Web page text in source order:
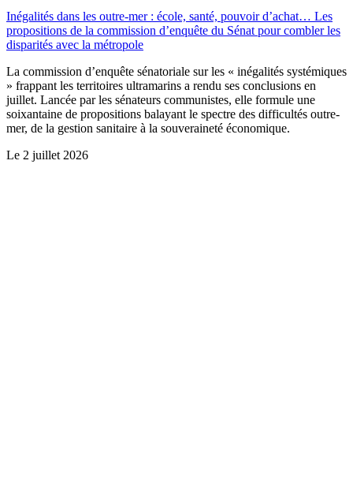
Inégalités dans les outre-mer : école, santé, pouvoir d’achat… Les
propositions de la commission d’enquête du Sénat pour combler les
disparités avec la métropole
La commission d’enquête sénatoriale sur les « inégalités systémiques
» frappant les territoires ultramarins a rendu ses conclusions en
juillet. Lancée par les sénateurs communistes, elle formule une
soixantaine de propositions balayant le spectre des difficultés outre-
mer, de la gestion sanitaire à la souveraineté économique.
Le 2 juillet 2026